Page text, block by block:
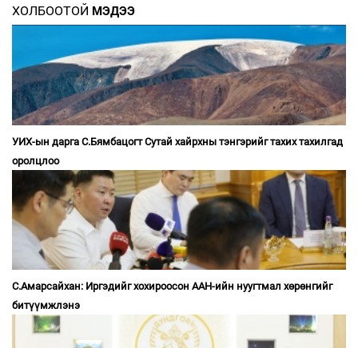
ХОЛБООТОЙ МЭДЭЭ
УИХ-ын дарга С.Бямбацогт Сутай хайрхны тэнгэрийг тахих тахилгад
оролцлоо
С.Амарсайхан: Иргэдийг хохироосон ААН-ийн нуугтмал хөрөнгийг
битүүмжлэнэ